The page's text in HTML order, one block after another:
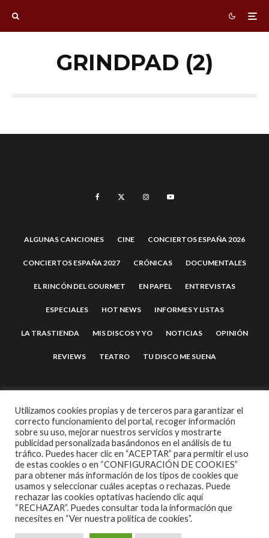
GRINDPAD (2)
ALGUNAS CANCIONES CINE CONCIERTOS ESPAÑA 2026
CONCIERTOS ESPAÑA 2027 CRÓNICAS DOCUMENTALES
EL RINCÓN DEL GOURMET EN PAPEL ENTREVISTAS
ESPECIALES HOT NEWS INFORMES Y LISTAS
LA TRASTIENDA MIS DISCOS Y YO NOTICIAS OPINIÓN
REVIEWS TEATRO TU DISCO ME SUENA
2007 COPYRIGHT -CODETIPITHEME
Utilizamos cookies propias y de terceros para garantizar el
correcto funcionamiento del portal, recoger información
sobre su uso, mejorar nuestros servicios y mostrarte
publicidad personalizada basándonos en el análisis de tu
tráfico. Puedes hacer clic en “ACEPTAR” para permitir el uso
de estas cookies o en “CONFIGURACIÓN DE COOKIES”
para obtener más información de los tipos de cookies que
usamos y seleccionar cuáles aceptas o rechazas. Puede
rechazar las cookies optativas haciendo clic aquí
“RECHAZAR”. Puedes consultar toda la información que
necesites en “Ver nuestra política de cookies”.